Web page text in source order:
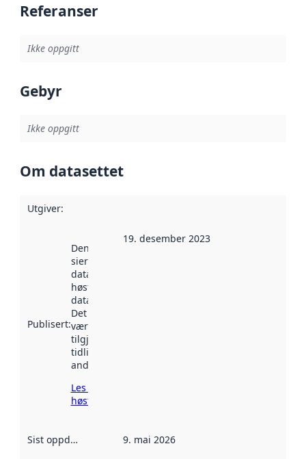
Referanser
Ikke oppgitt
Gebyr
Ikke oppgitt
Om datasettet
Utgiver:
Publisert:
Denne datoen
sier når
datasettet ble
høstet av
data.norge.no.
Det kan ha
vært
tilgjengelig
tidligere
andre steder.
Les mer om
høsting her
19. desember 2023
Sist oppdatert 9. mai 2026